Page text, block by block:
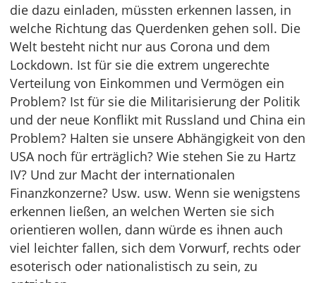
die dazu einladen, müssten erkennen lassen, in
welche Richtung das Querdenken gehen soll. Die
Welt besteht nicht nur aus Corona und dem
Lockdown. Ist für sie die extrem ungerechte
Verteilung von Einkommen und Vermögen ein
Problem? Ist für sie die Militarisierung der Politik
und der neue Konflikt mit Russland und China ein
Problem? Halten sie unsere Abhängigkeit von den
USA noch für erträglich? Wie stehen Sie zu Hartz
IV? Und zur Macht der internationalen
Finanzkonzerne? Usw. usw. Wenn sie wenigstens
erkennen ließen, an welchen Werten sie sich
orientieren wollen, dann würde es ihnen auch
viel leichter fallen, sich dem Vorwurf, rechts oder
esoterisch oder nationalistisch zu sein, zu